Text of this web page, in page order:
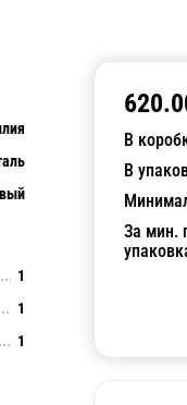
В
В
За мин.
1
1
1